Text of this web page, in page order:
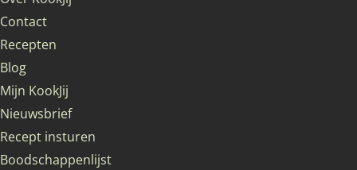
Contact
Recepten
Blog
Mijn KookJij
Nieuwsbrief
Recept insturen
Boodschappenlijst